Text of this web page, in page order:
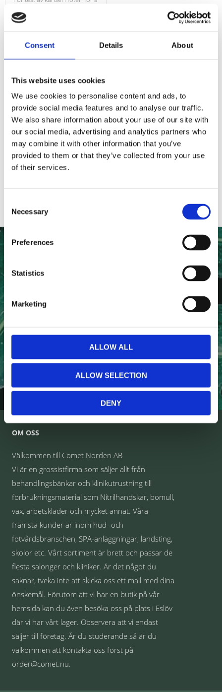
Consent Details About
This website uses cookies
We use cookies to personalise content and ads, to
provide social media features and to analyse our traffic.
We also share information about your use of our site with
our social media, advertising and analytics partners who
may combine it with other information that you’ve
provided to them or that they’ve collected from your use
of their services.
Selection
Necessary
Preferences
Statistics
Marketing
ALLOW ALL
ALLOW SELECTION
DENY
Du
Anmäl dig till vårt nyhetsbrev och ta del av de senaste
PRENUMERERA
Dina personuppgifter behandlas i enlighet med vår
OM OSS
Välkommen till Comet Norden AB
Vi är en grossistfirma som säljer allt från
behandlingsbänkar och klinikutrustning till
förbrukningsmaterial som Nitrilhandskar, bomull,
vax, arbetskläder och mycket annat. Våra
främsta kunder är inom hud- och
fotvårdsbranschen, SPA-anläggningar, landsting,
skolor etc. Vårt sortiment är brett och passar de
flesta salonger och kliniker. Är det något du
saknar, tveka inte att skicka oss ett mail med dina
önskemål. Förutom att vi har en butik på vår
hemsida kan du även besöka oss på plats i Eslöv
där vi har vårt lager. Observera att vi endast
säljer till företag. Är du studerande så är du
välkommen att kontakta oss först på
order@comet.nu.